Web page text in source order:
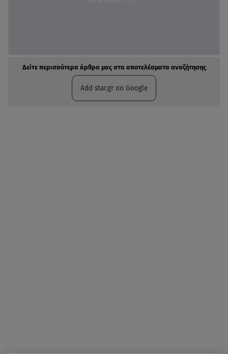
Δείτε περισσότερα άρθρα μας στα αποτελέσματα αναζήτησης
Add star.gr on Google